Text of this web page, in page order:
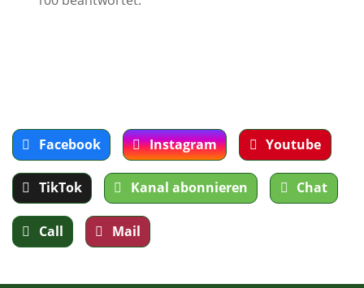
Facebook Instagram Youtube
TikTok Kanal abonnieren Chat
Call Mail